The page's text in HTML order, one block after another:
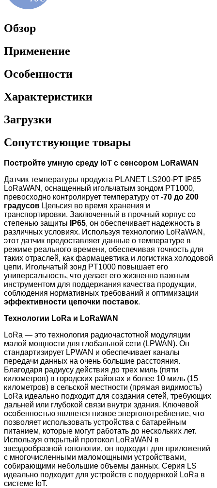
Обзор
Применение
Особенности
Характеристики
Загрузки
Сопутствующие товары
Постройте умную среду IoT с сенсором LoRaWAN
Датчик температуры продукта PLANET LS200-PT IP65
LoRaWAN, оснащенный игольчатым зондом PT1000,
превосходно контролирует температуру от -70 до 200
градусов Цельсия во время хранения и
транспортировки. Заключенный в прочный корпус со
степенью защиты
IP65, он обеспечивает надежность в
различных условиях. Используя технологию LoRaWAN,
этот датчик предоставляет данные о температуре в
режиме реального времени, обеспечивая точность для
таких отраслей, как фармацевтика и логистика холодовой
цепи. Игольчатый зонд PT1000 повышает его
универсальность, что делает его жизненно важным
инструментом для поддержания качества продукции,
соблюдения нормативных требований и оптимизации
эффективности цепочки поставок.
Технологии LoRa и LoRaWAN
LoRa — это технология радиочастотной модуляции
малой мощности для глобальной сети (LPWAN). Он
стандартизирует LPWAN и обеспечивает каналы
передачи данных на очень большие расстояния.
Благодаря радиусу действия до трех миль (пяти
километров) в городских районах и более 10 миль (15
километров) в сельской местности (прямая видимость)
LoRa идеально подходит для создания сетей, требующих
дальней или глубокой связи внутри здания. Ключевой
особенностью является низкое энергопотребление, что
позволяет использовать устройства с батарейным
питанием, которые могут работать до нескольких лет.
Используя открытый протокол LoRaWAN в
звездообразной топологии, он подходит для приложений
с многочисленными маломощными устройствами,
собирающими небольшие объемы данных. Серия LS
идеально подходит для устройств с поддержкой LoRa в
системе IoT.